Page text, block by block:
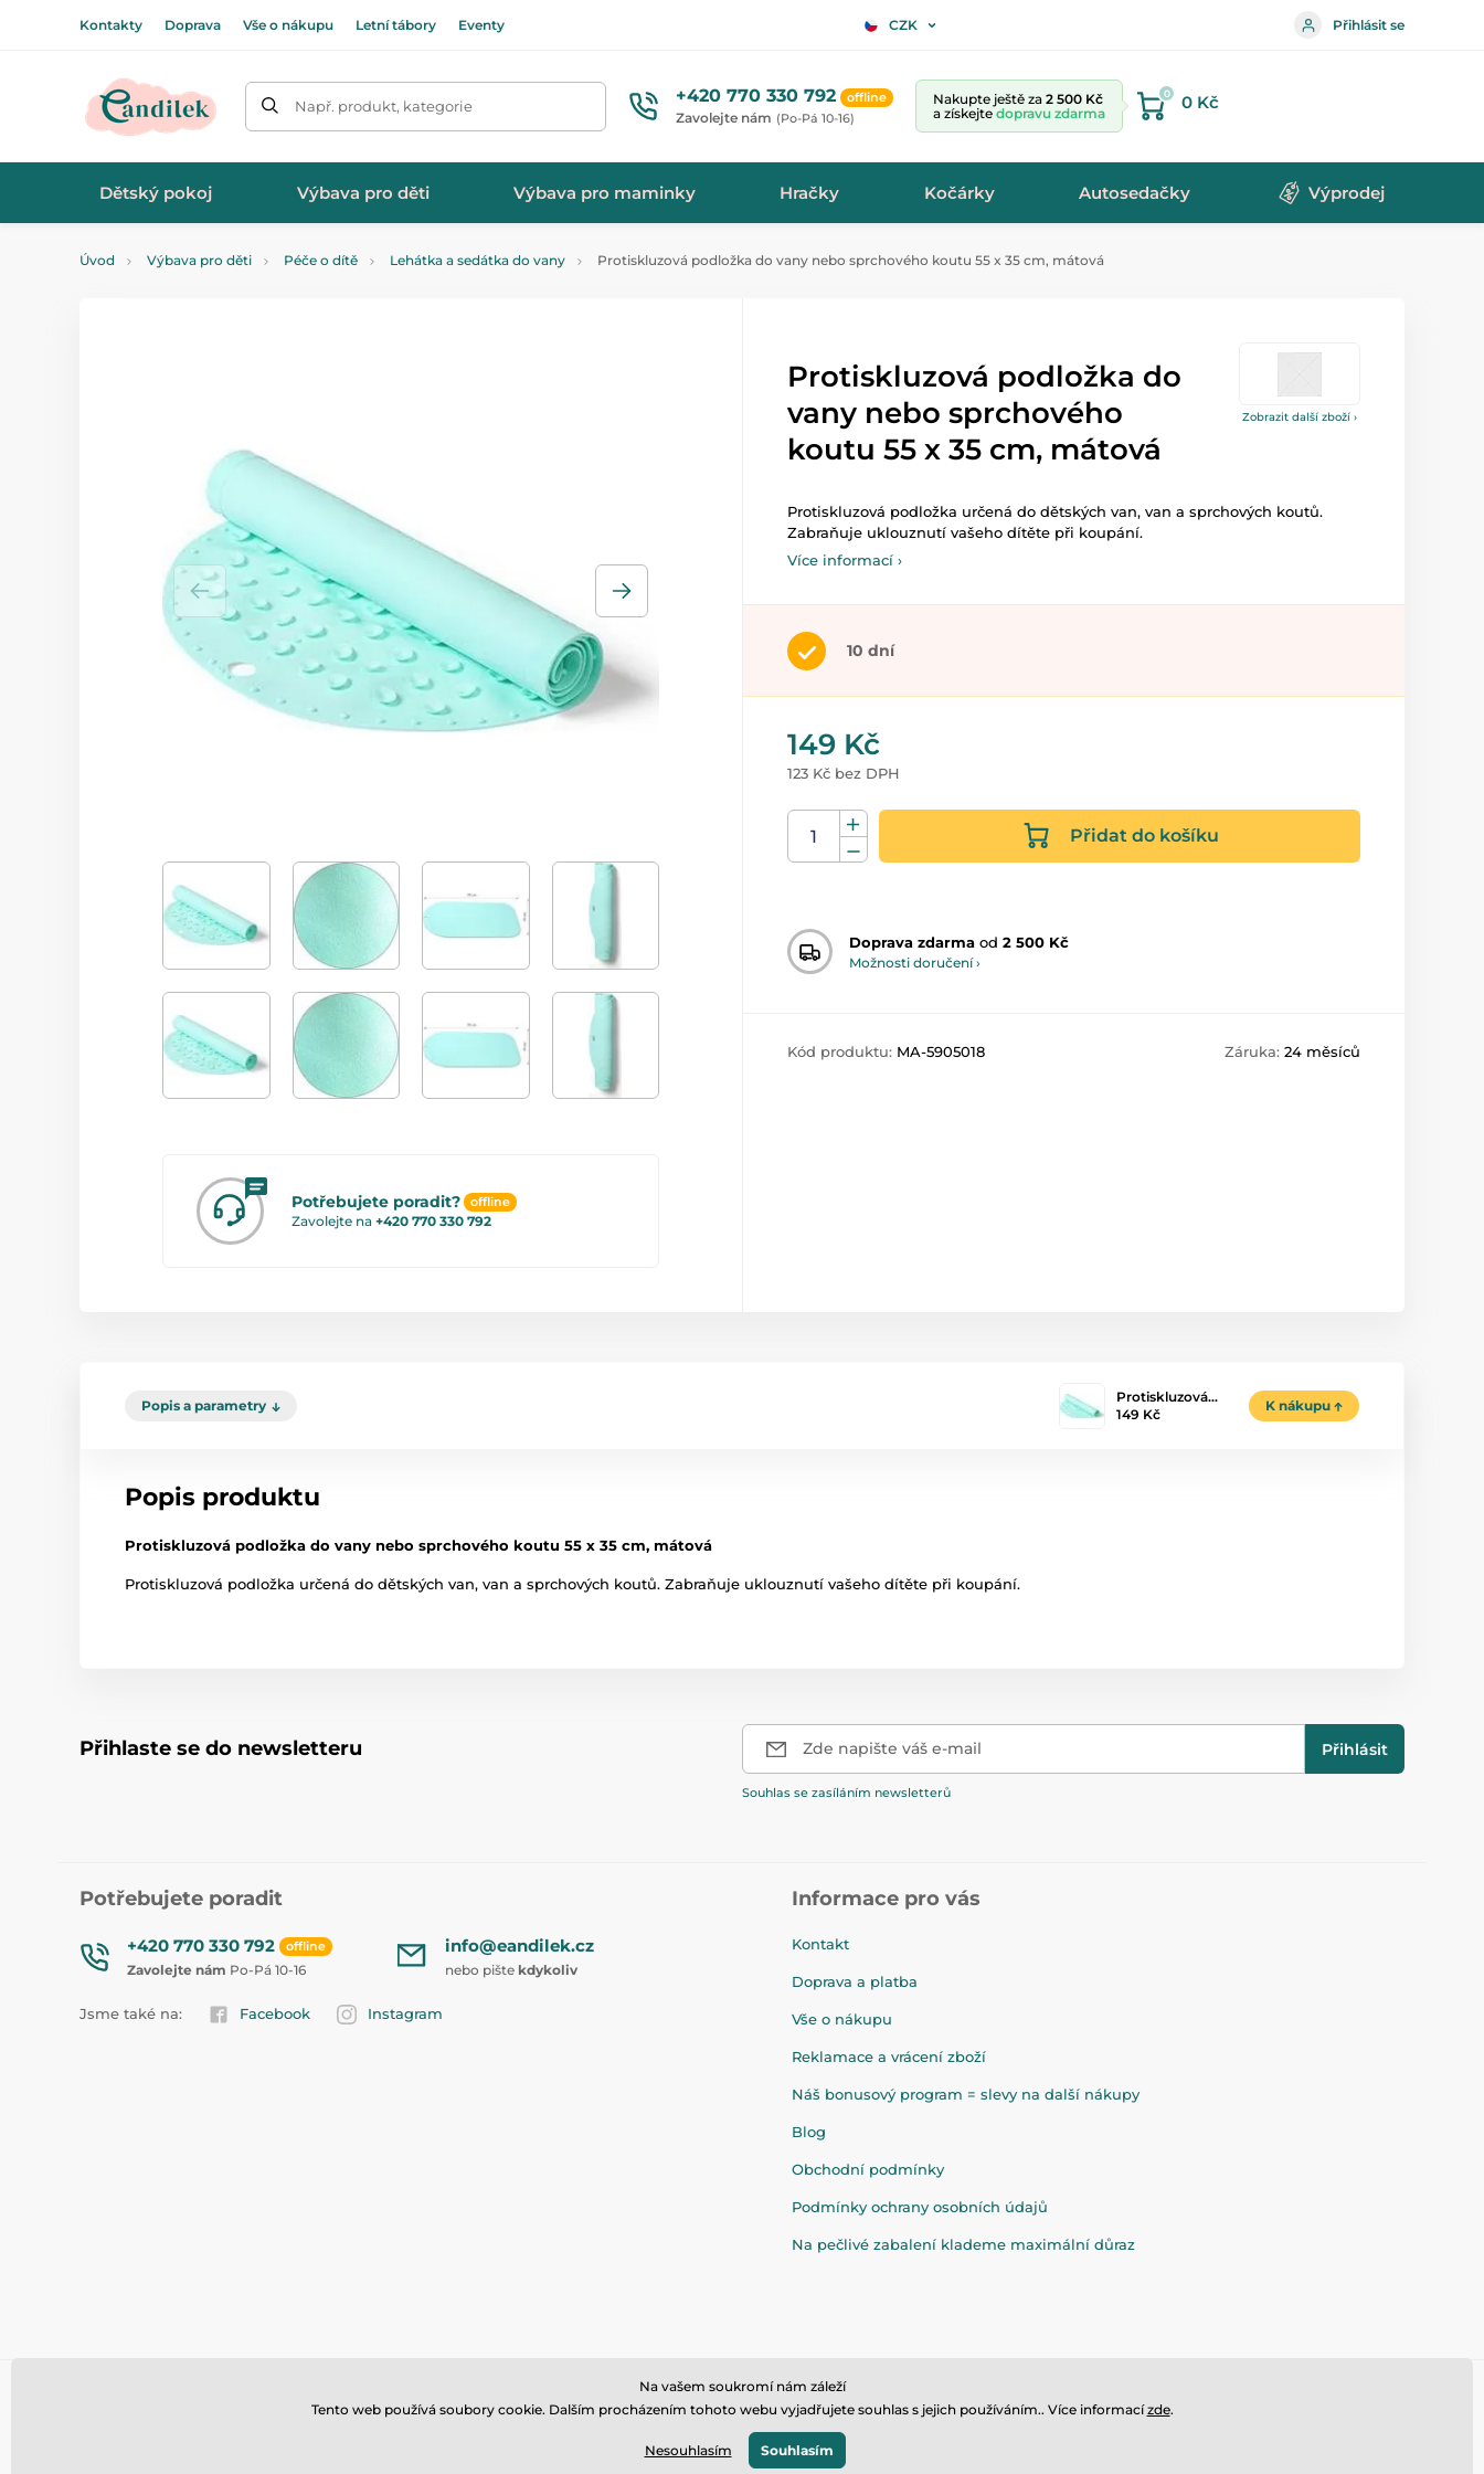
Kontakty Doprava Vše o nákupu Letní tábory Eventy CZK Přihlásit se
Např. produkt, kategorie +420 770 330 792 offline
Zavolejte nám (Po-Pá 10-16)
Nakupte ještě za 2 500 Kč
a získejte dopravu zdarma
0 0 Kč
Dětský pokoj Výbava pro děti Výbava pro maminky Hračky Kočárky Autosedačky Výprodej
Úvod Výbava pro děti Péče o dítě Lehátka a sedátka do vany Protiskluzová podložka do vany nebo sprchového koutu 55 x 35 cm, mátová
Zobrazit další zboží ›
Potřebujete poradit? offline
Zavolejte na +420 770 330 792
Protiskluzová podložka do
vany nebo sprchového
koutu 55 x 35 cm, mátová
Protiskluzová podložka určená do dětských van, van a sprchových koutů.
Zabraňuje uklouznutí vašeho dítěte při koupání.
Více informací ›
10 dní
149 Kč
123 Kč bez DPH
Přidat do košíku
Doprava zdarma od 2 500 Kč
Možnosti doručení ›
Kód produktu: MA-5905018 Záruka: 24 měsíců
Popis a parametry
Protiskluzová…
149 Kč
K nákupu
Popis produktu
Protiskluzová podložka do vany nebo sprchového koutu 55 x 35 cm, mátová
Protiskluzová podložka určená do dětských van, van a sprchových koutů. Zabraňuje uklouznutí vašeho dítěte při koupání.
Přihlaste se do newsletteru Zde napište váš e-mail Přihlásit
Souhlas se zasíláním newsletterů
Potřebujete poradit
+420 770 330 792 offline
Zavolejte nám Po-Pá 10-16
info@eandilek.cz
nebo pište kdykoliv
Jsme také na: Facebook Instagram
Informace pro vás
Kontakt
Doprava a platba
Vše o nákupu
Reklamace a vrácení zboží
Náš bonusový program = slevy na další nákupy
Blog
Obchodní podmínky
Podmínky ochrany osobních údajů
Na pečlivé zabalení klademe maximální důraz
© 2026 www.eandilek.cz ⦁ E-shop vytvořilaSIMPLIA.cz
Na vašem soukromí nám záleží
Tento web používá soubory cookie. Dalším procházením tohoto webu vyjadřujete souhlas s jejich používáním.. Více informacízde.
Nesouhlasím Souhlasím